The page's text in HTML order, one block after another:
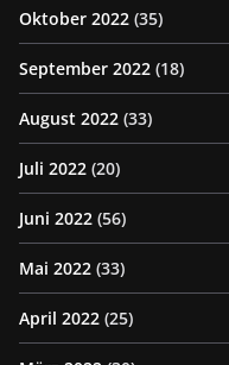
Oktober 2022 (35)
September 2022 (18)
August 2022 (33)
Juli 2022 (20)
Juni 2022 (56)
Mai 2022 (33)
April 2022 (25)